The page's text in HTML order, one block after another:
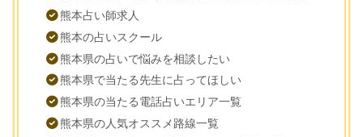
熊本占い師求人
熊本の占いスクール
熊本県の占いで悩みを相談したい
熊本県で当たる先生に占ってほしい
熊本県の当たる電話占いエリア一覧
熊本県の人気オススメ路線一覧